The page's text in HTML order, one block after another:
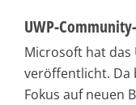
UWP-
Microsoft hat das
veröffentlicht. Da
Fokus auf neuen